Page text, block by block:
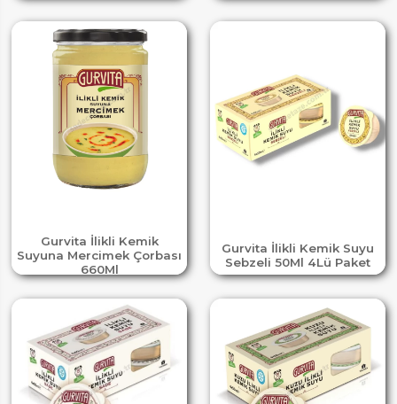
Gurvita İlikli Kemik
Suyuna Mercimek Çorbası
660Ml
Gurvita İlikli Kemik Suyu
Sebzeli 50Ml 4Lü Paket